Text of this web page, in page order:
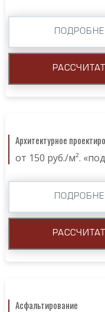
Архитектурное
от 150 руб./м².
Асфальтирование